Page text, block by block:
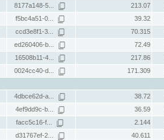
8177a148-5... 213.07
f5bc4a51-0... 39.32
ccd3e8f1-3... 70.315
ed260406-b... 72.49
16508b11-4... 217.86
0024cc40-d... 171.309
4dbce62d-a... 38.72
4ef9dd9c-b... 36.59
facc5c16-f... 2.144
d31767ef-2... 40.611